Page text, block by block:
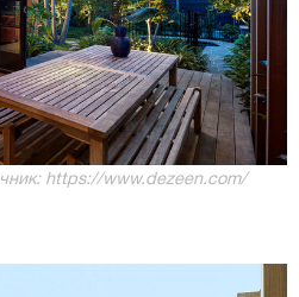
https://www.dezeen.com/